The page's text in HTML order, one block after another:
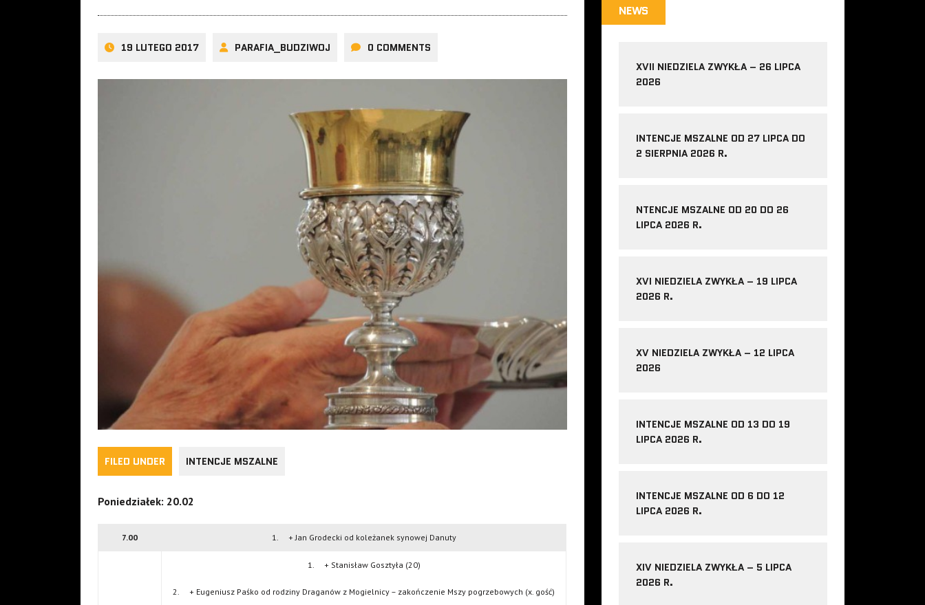
19 LUTEGO 2017 PARAFIA_BUDZIWOJ 0 COMMENTS
FILED UNDER INTENCJE MSZALNE
Poniedziałek: 20.02
7.00 1. + Jan Grodecki od koleżanek synowej Danuty
1. + Stanisław Gosztyła (20)
2. + Eugeniusz Paśko od rodziny Draganów z Mogielnicy – zakończenie Mszy pogrzebowych (x. gość)
NEWS
XVII NIEDZIELA ZWYKŁA – 26 LIPCA
2026
INTENCJE MSZALNE OD 27 LIPCA DO
2 SIERPNIA 2026 R.
NTENCJE MSZALNE OD 20 DO 26
LIPCA 2026 R.
XVI NIEDZIELA ZWYKŁA – 19 LIPCA
2026 R.
XV NIEDZIELA ZWYKŁA – 12 LIPCA
2026
INTENCJE MSZALNE OD 13 DO 19
LIPCA 2026 R.
INTENCJE MSZALNE OD 6 DO 12
LIPCA 2026 R.
XIV NIEDZIELA ZWYKŁA – 5 LIPCA
2026 R.